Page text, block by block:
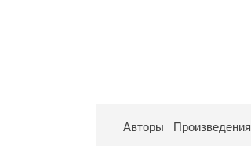
Авторы Произведения